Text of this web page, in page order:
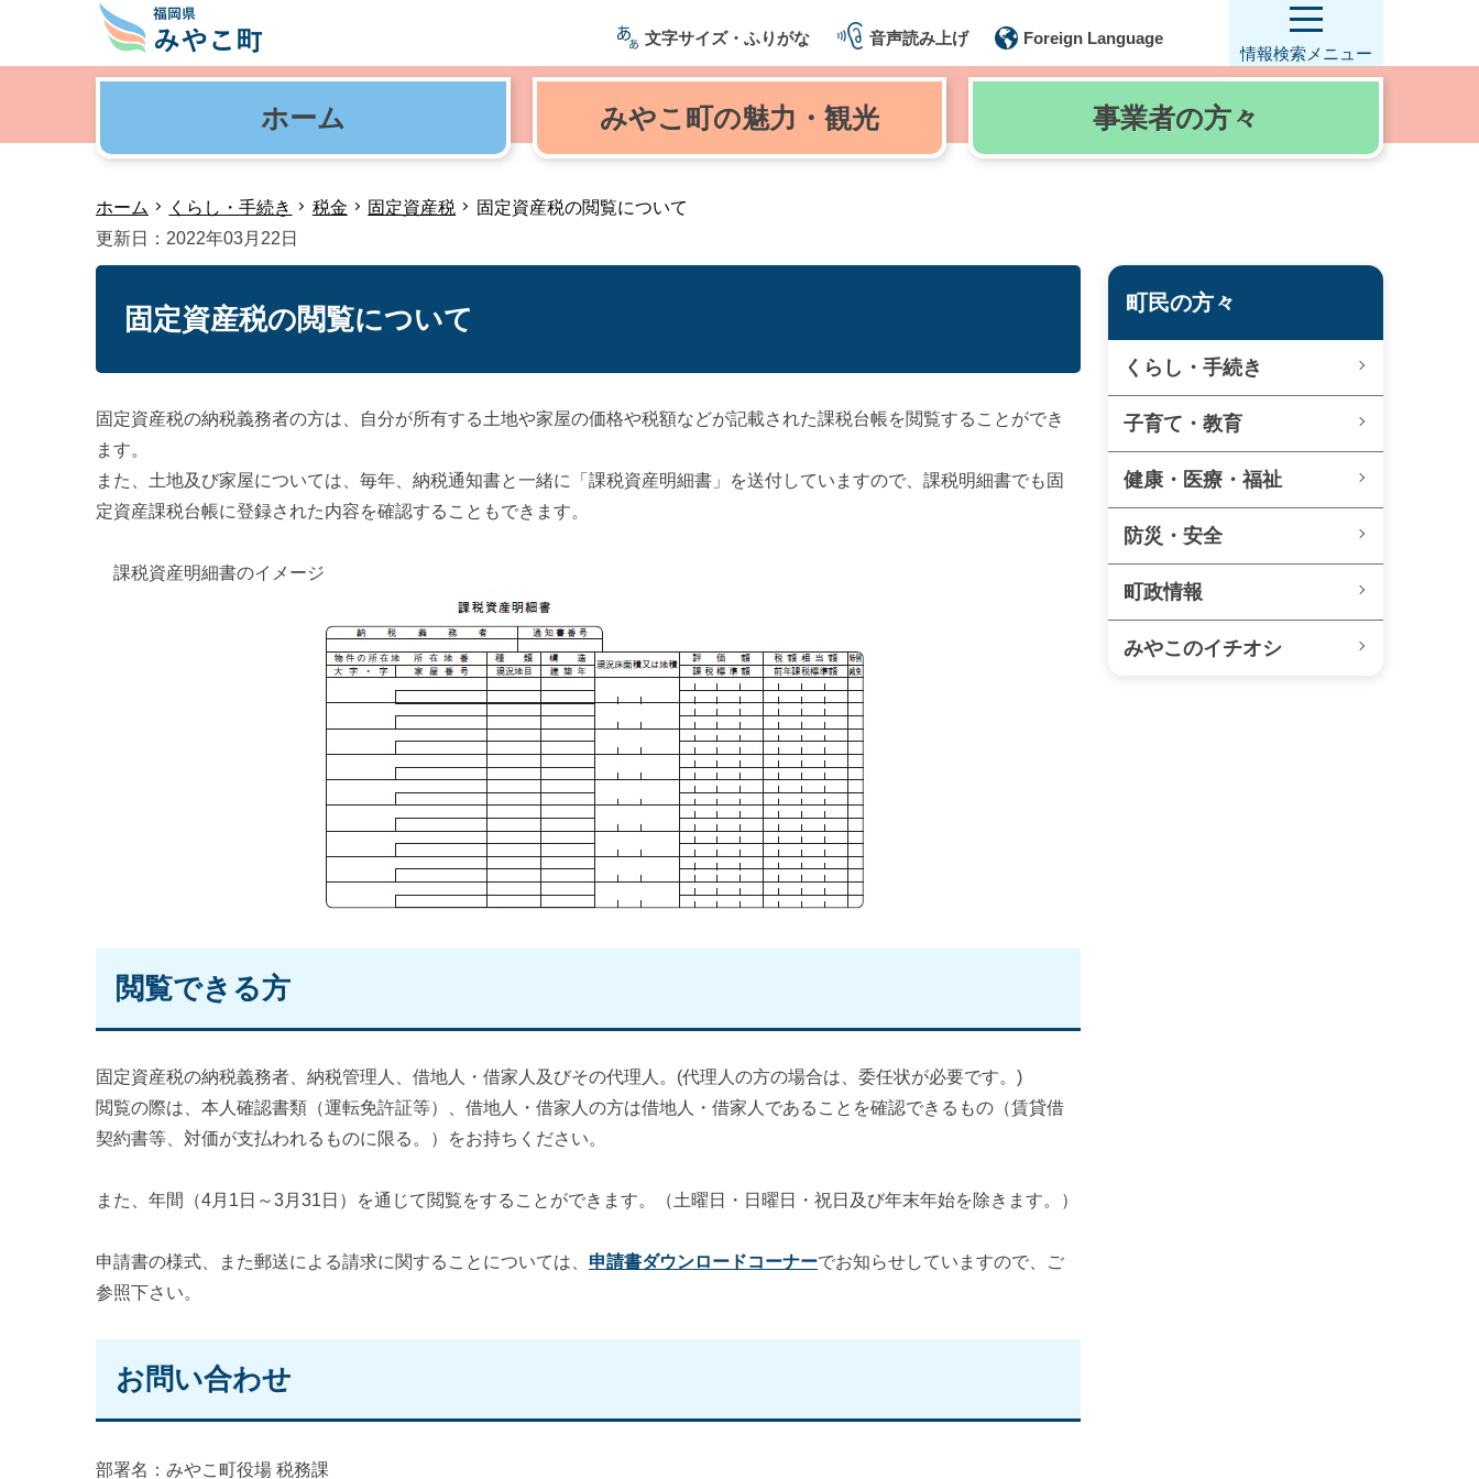
文字サイズ・ふりがな 音声読み上げ
Foreign Language
情報検索 メニュー
ホーム みやこ町の魅力・観光 事業者の方々
ホーム くらし・手続き 税金 固定資産税
固定資産税の閲覧について
更新日：2022年03月22日
固定資産税の閲覧について
固定資産税の納税義務者の方は、自分が所有する土地や家屋の価格や税額などが記載された課税台帳を閲覧することができ
ます。
また、土地及び家屋については、毎年、納税通知書と一緒に「課税資産明細書」を送付していますので、課税明細書でも固
定資産課税台帳に登録された内容を確認することもできます。
課税資産明細書のイメージ
閲覧できる方
固定資産税の納税義務者、納税管理人、借地人・借家人及びその代理人。(代理人の方の場合は、委任状が必要です。)
閲覧の際は、本人確認書類（運転免許証等）、借地人・借家人の方は借地人・借家人であることを確認できるもの（賃貸借
契約書等、対価が支払われるものに限る。）をお持ちください。
また、年間（4月1日～3月31日）を通じて閲覧をすることができます。（土曜日・日曜日・祝日及び年末年始を除きます。）
申請書の様式、また郵送による請求に関することについては、 申請書ダウンロードコーナーでお知らせしていますので、ご
参照下さい。
お問い合わせ
部署名：みやこ町役場 税務課
町民の方々
くらし・手続き
子育て・教育
健康・医療・福祉
防災・安全
町政情報
みやこのイチオシ